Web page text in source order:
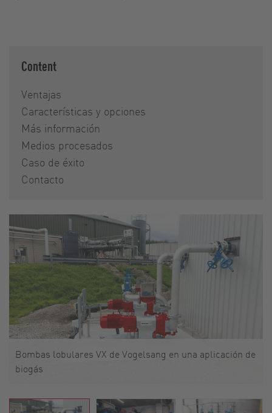
Content
Ventajas
Características y opciones
Más información
Medios procesados
Caso de éxito
Contacto
Bombas lobulares VX de Vogelsang en una aplicación de
biogás